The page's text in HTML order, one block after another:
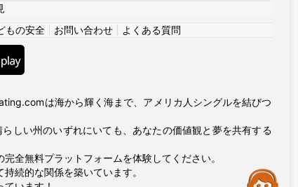
もの安全| お問い合わせ| よくある質問
は海から輝く海まで、アメリカ人シングルを結びつ
しい州のいずれにいても、あなたの価値観と夢を共有する
全無料プラットフォームを体験してください。
続的な関係を築いています。
Assistance